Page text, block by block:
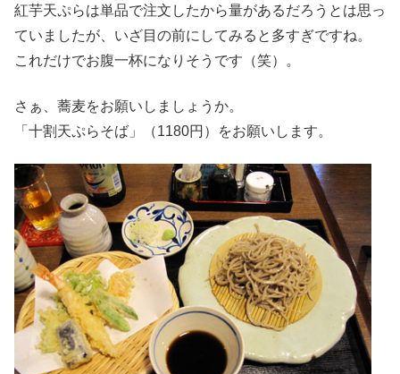
紅芋天ぷらは単品で注文したから量があるだろうとは思っ
ていましたが、いざ目の前にしてみると多すぎですね。
これだけでお腹一杯になりそうです（笑）。
さぁ、蕎麦をお願いしましょうか。
「十割天ぷらそば」（1180円）をお願いします。